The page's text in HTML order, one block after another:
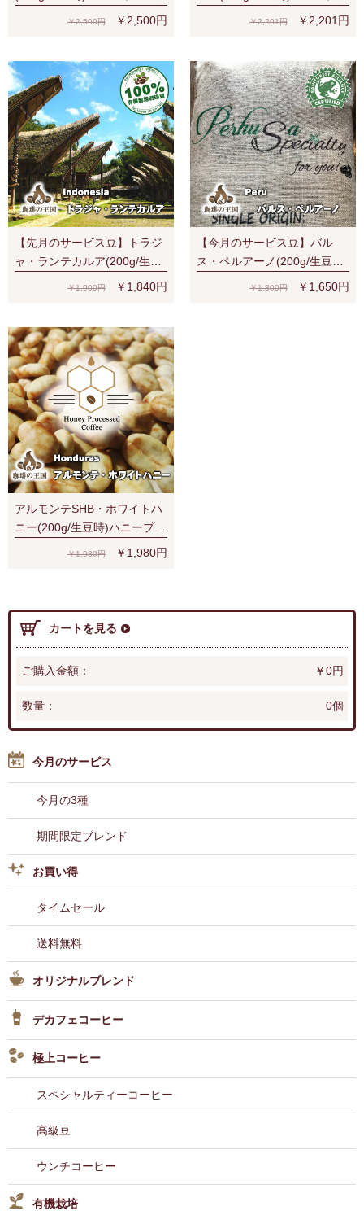
￥2,500円 ￥2,500円 ￥2,201円 ￥2,201円
【先月のサービス豆】トラジ
ャ・ランテカルア(200g/生豆
時)有機栽培コーヒー豆 無農
￥1,900円 ￥1,840円
【今月のサービス豆】バル
ス・ペルアーノ(200g/生豆
時)RA認証 スペシャルティ 芳
￥1,800円 ￥1,650円
アルモンテSHB・ホワイトハ
ニー(200g/生豆時)ハニープロ
￥1,980円 ￥1,980円
カートを見る
ご購入金額： ￥0円
数量： 0個
今月のサービス
今月の3種
期間限定ブレンド
お買い得
タイムセール
送料無料
オリジナルブレンド
デカフェコーヒー
極上コーヒー
スペシャルティーコーヒー
高級豆
ウンチコーヒー
有機栽培